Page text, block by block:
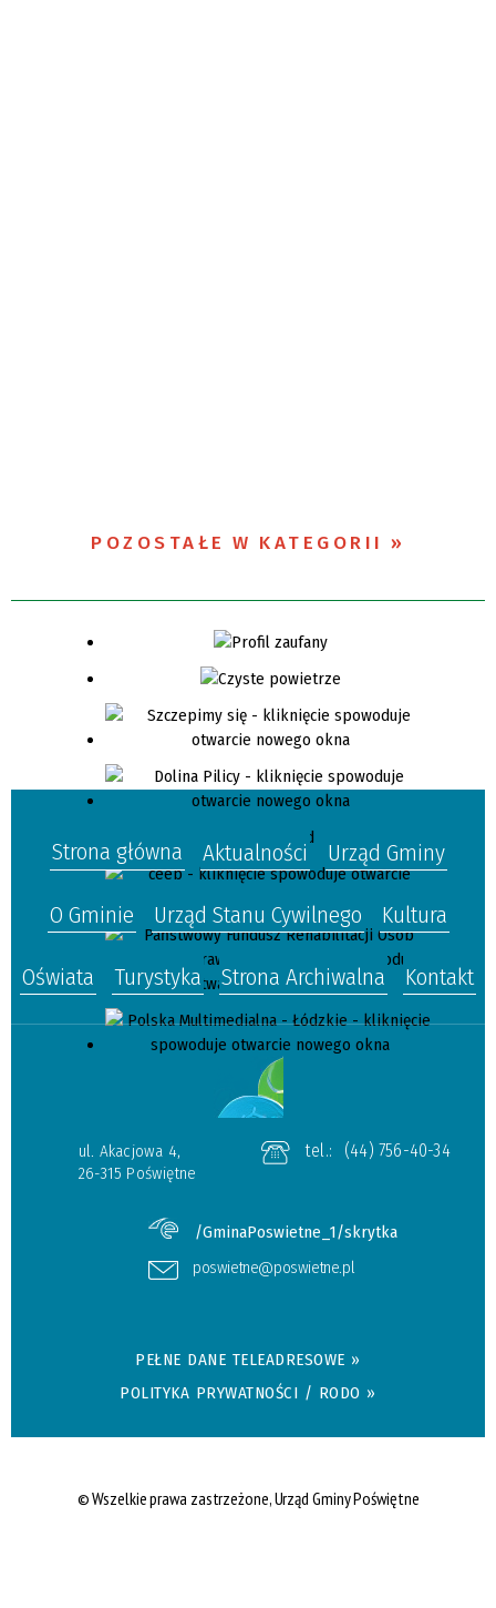
POZOSTAŁE W KATEGORII
Strona główna Aktualności Urząd Gminy
O Gminie Urząd Stanu Cywilnego Kultura
Oświata Turystyka Strona Archiwalna Kontakt
ul. Akacjowa 4,
26-315 Poświętne
tel.: (44) 756-40-34
/GminaPoswietne_1/skrytka
poswietne@poswietne.pl
PEŁNE DANE TELEADRESOWE »
POLITYKA PRYWATNOŚCI / RODO »
© Wszelkie prawa zastrzeżone, Urząd Gminy Poświętne